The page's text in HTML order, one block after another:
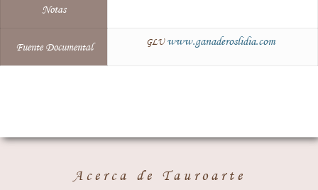
Notas
Fuente Documental GLU www.ganaderoslidia.com
Acerca de Tauroarte